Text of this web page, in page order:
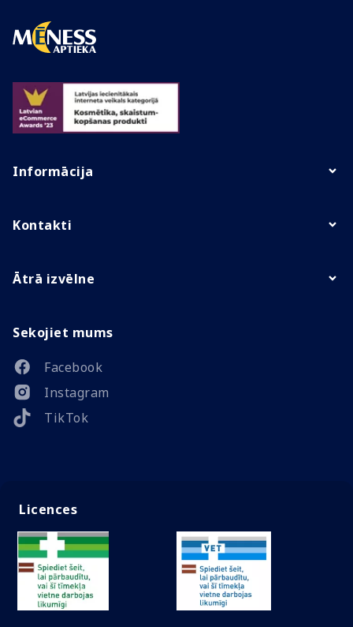
Informācija
Kontakti
Ātrā izvēlne
Sekojiet mums
Facebook
Instagram
TikTok
Licences